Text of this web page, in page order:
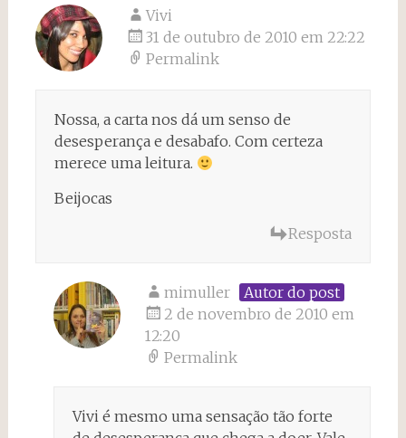
Vivi
31 de outubro de 2010 em 22:22
Permalink
Nossa, a carta nos dá um senso de
desesperança e desabafo. Com certeza
merece uma leitura.
Beijocas
Resposta
mimuller
Autor do post
2 de novembro de 2010 em
12:20
Permalink
Vivi é mesmo uma sensação tão forte